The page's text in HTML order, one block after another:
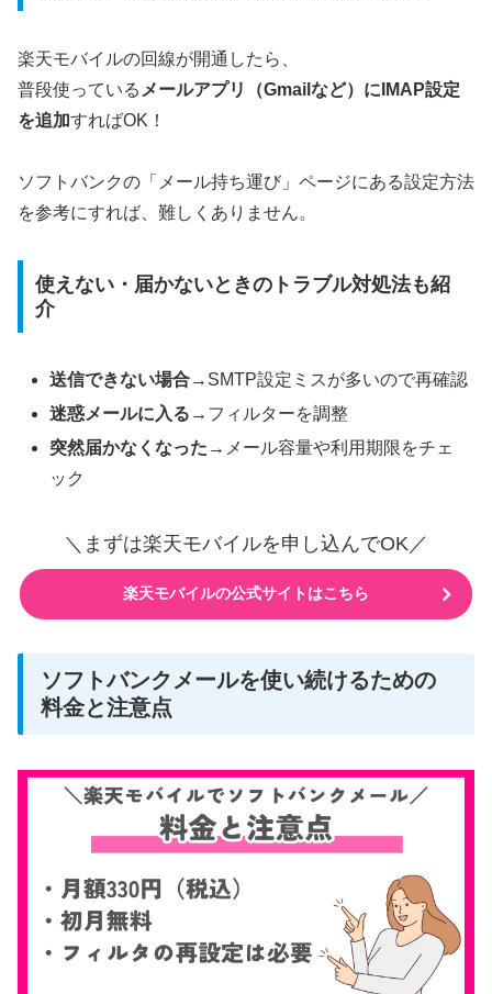
楽天モバイルの回線が開通したら、
普段使っている メールアプリ（Gmailなど）にIMAP設定
を追加すればOK！
ソフトバンクの「メール持ち運び」ページにある設定方法
を参考にすれば、難しくありません。
使えない・届かないときのトラブル対処法も紹
介
送信できない場合→SMTP設定ミスが多いので再確認
迷惑メールに入る →フィルターを調整
突然届かなくなった →メール容量や利用期限をチェ
ック
＼まずは楽天モバイルを申し込んでOK／
楽天モバイルの公式サイトはこちら
ソフトバンクメールを使い続けるための
料金と注意点